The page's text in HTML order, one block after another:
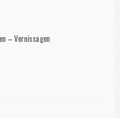
– Vernissagen